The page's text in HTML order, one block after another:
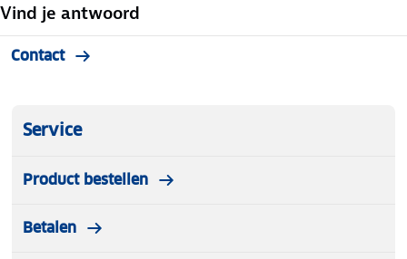
Vind je antwoord
Contact
Service
Product bestellen
Betalen